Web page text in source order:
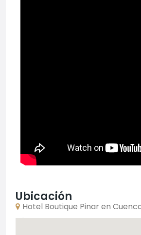
Ubicación
Hotel Boutique Pinar en
Jábaga, España